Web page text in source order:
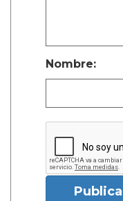
Nombre: